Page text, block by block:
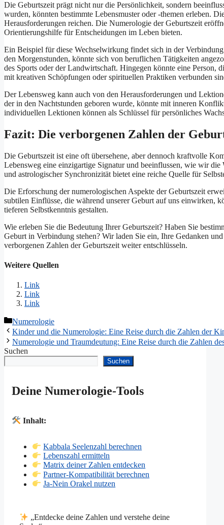
Die Geburtszeit prägt nicht nur die Persönlichkeit, sondern
wurden, könnten bestimmte Lebensmuster oder -themen erleben.
Herausforderungen reichen. Die Numerologie der Geburtszeit
Orientierungshilfe für Entscheidungen im Leben bieten.
Ein Beispiel für diese Wechselwirkung findet sich in der
den Morgenstunden, könnte sich von beruflichen Tätigkeiten
des Sports oder der Landwirtschaft. Hingegen könnte eine Person,
mit kreativen Schöpfungen oder spirituellen Praktiken verbunden
Der Lebensweg kann auch von den Herausforderungen und
der in den Nachtstunden geboren wurde, könnte mit inneren
individuellen Lektionen können als Schlüssel für persönliches
Fazit: Die verborgenen Zahlen der
Die Geburtszeit ist eine oft übersehene, aber dennoch kraftvolle
Lebensweg eine einzigartige Signatur und beeinflussen, wie wir
und astrologischer Synchronizität bietet eine reiche Quelle für
Die Erforschung der numerologischen Aspekte der Geburtszeit
subtilen Einflüsse, die während unserer Geburt auf uns einwirken,
tieferen Selbstkenntnis gestalten.
Wie erleben Sie die Bedeutung Ihrer Geburtszeit? Haben Sie
Geburt in Verbindung stehen? Wir laden Sie ein, Ihre Gedanken
verborgenen Zahlen der Geburtszeit weiter entschlüsseln.
Weitere Quellen
Link
Link
Link
Kategorien
Numerologie
Kinder und die Numerologie: Eine Reise durch die Zahlen der
Numerologie und Traumdeutung: Eine Reise durch die Zahlen
Suchen
Suchen
Deine Numerologie-Tools
Inhalt:
Kabbala Seelenzahl berechnen
Lebenszahl ermitteln
Matrix deiner Zahlen entdecken
Partner-Kompatibilität berechnen
Ja-Nein Orakel nutzen
„Entdecke deine Zahlen und verstehe deine